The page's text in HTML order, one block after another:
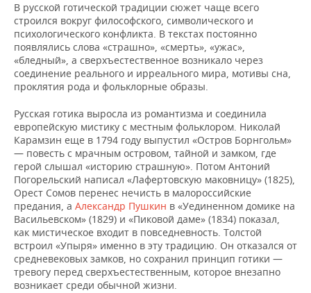
В русской готической традиции сюжет чаще всего
строился вокруг философского, символического и
психологического конфликта. В текстах постоянно
появлялись слова «страшно», «смерть», «ужас»,
«бледный», а сверхъестественное возникало через
соединение реального и ирреального мира, мотивы сна,
проклятия рода и фольклорные образы.
Русская готика выросла из романтизма и соединила
европейскую мистику с местным фольклором. Николай
Карамзин еще в 1794 году выпустил «Остров Борнгольм»
— повесть с мрачным островом, тайной и замком, где
герой слышал «историю страшную». Потом Антоний
Погорельский написал «Лафертовскую маковницу» (1825),
Орест Сомов перенес нечисть в малороссийские
предания, а Александр Пушкин в «Уединенном домике на
Васильевском» (1829) и «Пиковой даме» (1834) показал,
как мистическое входит в повседневность. Толстой
встроил «Упыря» именно в эту традицию. Он отказался от
средневековых замков, но сохранил принцип готики —
тревогу перед сверхъестественным, которое внезапно
возникает среди обычной жизни.